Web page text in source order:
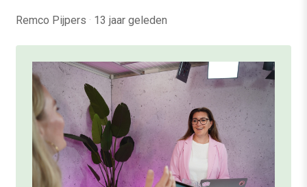
Remco Pijpers · 13 jaar geleden